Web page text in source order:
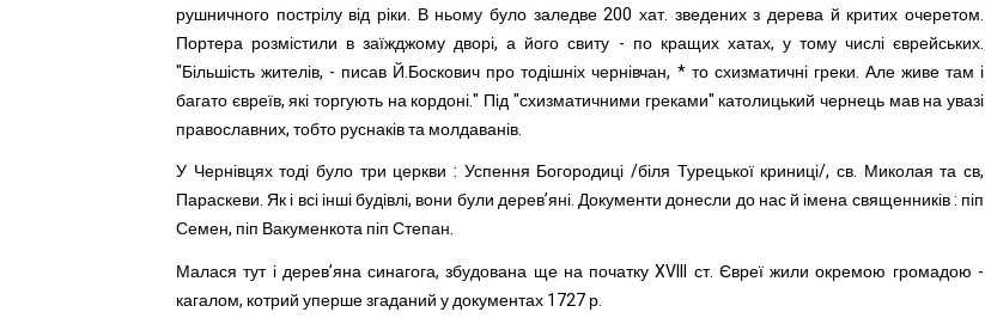
рушничного пострілу від ріки. В ньому було заледве 200 хат. зведених з дерева й критих очеретом.
Портера розмістили в заїжджому дворі, а його свиту - по кращих хатах, у тому числі єврейських.
"Більшість жителів, - писав Й.Боскович про тодішніх чернівчан, * то схизматичні греки. Але живе там і
багато євреїв, які торгують на кордоні." Під "схизматичними греками" католицький чернець мав на увазі
православних, тобто руснаків та молдаванів.
У Чернівцях тоді було три церкви : Успення Богородиці /біля Турецької криниці/, св. Миколая та св,
Параскеви. Як і всі інші будівлі, вони були дерев’яні. Документи донесли до нас й імена священників : піп
Семен, піп Вакуменкота піп Степан.
Малася тут і дерев’яна синагога, збудована ще на початку XVIII ст. Євреї жили окремою громадою -
кагалом, котрий уперше згаданий у документах 1727 р.